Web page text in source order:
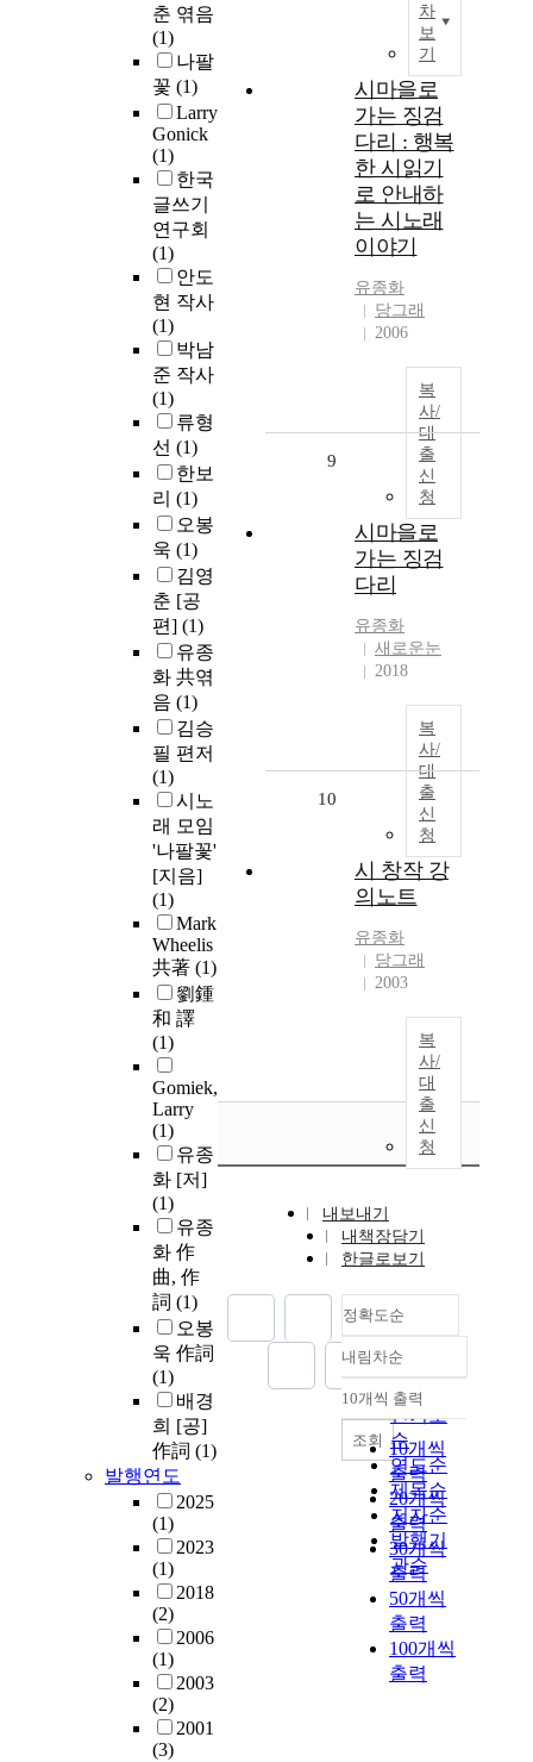
춘 엮음
(1)
나팔
꽃 (1)
Larry
Gonick
(1)
한국
글쓰기
연구회
(1)
안도
현 작사
(1)
박남
준 작사
(1)
류형
선 (1)
한보
리 (1)
오봉
욱 (1)
김영
춘 [공
편] (1)
유종
화 共엮
음 (1)
김승
필 편저
(1)
시노
래 모임
'나팔꽃'
[지음]
(1)
Mark
Wheelis
共著 (1)
劉鍾
和 譯
(1)
Gomiek,
Larry
(1)
유종
화 [저]
(1)
유종
화 作
曲, 作
詞 (1)
오봉
욱 作詞
(1)
배경
희 [공]
作詞 (1)
발행연도
2025
(1)
2023
(1)
2018
(2)
2006
(1)
2003
(2)
2001
(3)
차
보
기
시마을로
가는 징검
다리 : 행복
한 시읽기
로 안내하
는 시노래
이야기
유종화
당그래
2006
복
사/
대
출
신
청
9
시마을로
가는 징검
다리
유종화
새로운눈
2018
복
사/
대
출
신
청
10
시 창작 강
의노트
유종화
당그래
2003
복
사/
대
출
신
청
내보내기
내책장담기
한글로보기
정확도순
정확도
순
인기도
순
연도순
제목순
저자순
발행기
관순
내림차순
내림차순
10개씩 출력
10개씩
출력
20개씩
출력
30개씩
출력
50개씩
출력
100개씩
출력
조회